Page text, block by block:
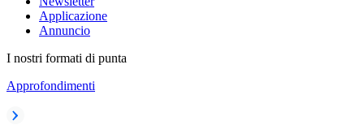
Applicazione
Annuncio
I nostri formati di punta
Approfondimenti